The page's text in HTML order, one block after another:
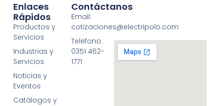
Enlaces
Rápidos
Productos y
Servicios
Industrias y
Servicios
Noticias y
Eventos
Catálogos y
Contáctanos
Email:
cotizaciones@electripolo.com
Telefono:
0351 462-
1771